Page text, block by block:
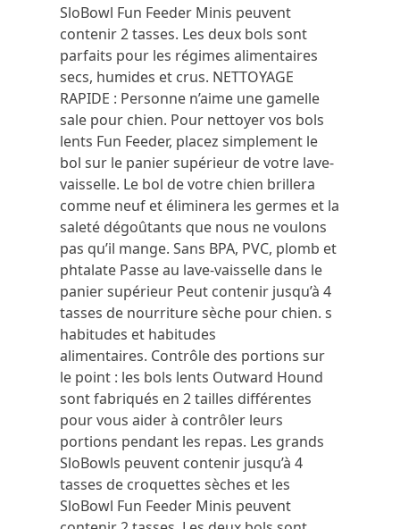
SloBowl Fun Feeder Minis peuvent
contenir 2 tasses. Les deux bols sont
parfaits pour les régimes alimentaires
secs, humides et crus. NETTOYAGE
RAPIDE : Personne n’aime une gamelle
sale pour chien. Pour nettoyer vos bols
lents Fun Feeder, placez simplement le
bol sur le panier supérieur de votre lave-
vaisselle. Le bol de votre chien brillera
comme neuf et éliminera les germes et la
saleté dégoûtants que nous ne voulons
pas qu’il mange.Sans BPA, PVC, plomb et
phtalate Passe au lave-vaisselle dans le
panier supérieur Peut contenir jusqu’à 4
tasses de nourriture sèche pour chien.s
habitudes et habitudes
alimentaires. Contrôle des portions sur
le point : les bols lents Outward Hound
sont fabriqués en 2 tailles différentes
pour vous aider à contrôler leurs
portions pendant les repas. Les grands
SloBowls peuvent contenir jusqu’à 4
tasses de croquettes sèches et les
SloBowl Fun Feeder Minis peuvent